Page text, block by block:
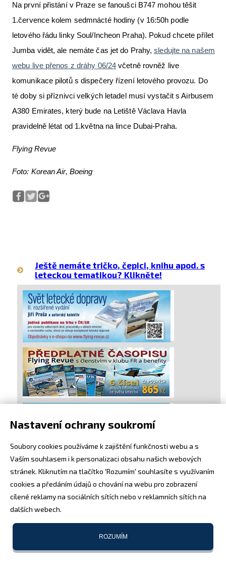
Na první přistání v Praze se fanoušci B747 mohou těšit
1.července kolem sedmnácté hodiny (v 16:50h podle
letového řádu linky Soul/Incheon Praha). Pokud chcete přílet
Jumba vidět, ale nemáte čas jet do Prahy,sledujte na našem
webu live přenos z dráhy 06/24 včetně rovněž live
komunikace pilotů s dispečery řízení letového provozu. Do
té doby si příznivci velkých letadel musí vystačit s Airbusem
A380 Emirates, který bude na Letiště Václava Havla
pravidelně létat od 1.května na lince Dubai-Praha.
Flying Revue
Foto: Korean Air, Boeing
Ještě nemáte tričko, čepici, knihu apod. s
leteckou tematikou? Klikněte!
Nastavení ochrany soukromí
Soubory cookies používáme k zajištění funkčnosti webu a s
Vaším souhlasem i k personalizaci obsahu našich webových
stránek. Kliknutím na tlačítko 'Rozumím' souhlasíte s využívaním
cookies a předáním údajů o chování na webu pro zobrazení
cílené reklamy na sociálních sítích nebo v reklamních sítích na
dalších webech.
ROZUMÍM